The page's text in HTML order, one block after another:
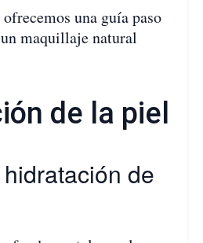
una guía paso
maquillaje natural
de la piel
de